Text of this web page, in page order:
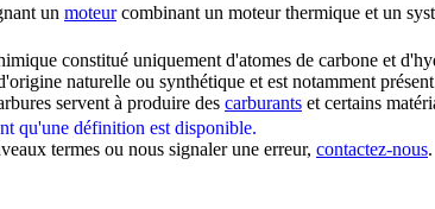
un moteurcombinant un moteur thermique et un
constitué uniquement d'atomes de carbone et
naturelle ou synthétique et est notamment
servent à produire des carburants et certains
qu'une définition est disponible.
termes ou nous signaler une erreur, contactez-nous.